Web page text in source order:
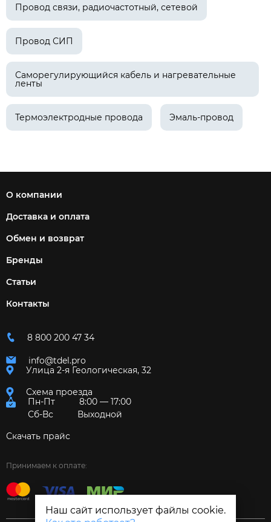
Наш сайт использует файлы cookie.
Провод связи, радиочастотный, сетевой
Провод СИП
Саморегулирующийся кабель и нагревательные
ленты
Термоэлектродные провода Эмаль-провод
О компании
Доставка и оплата
Обмен и возврат
Бренды
Статьи
Контакты
8 800 200 47 34
info@tdel.pro
Улица 2-я Геологическая, 32
Схема проезда
Пн-Пт
8:00 — 17:00
Сб-Вс
Выходной
Скачать прайс
Принимаем к оплате: